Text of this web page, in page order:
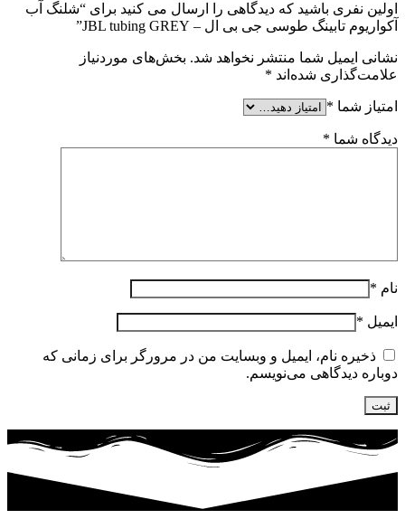
اولین نفری باشید که دیدگاهی را ارسال می کنید برای “شلنگ آب
آکواریوم تابینگ طوسی جی بی ال – JBL tubing GREY”
نشانی ایمیل شما منتشر نخواهد شد. بخش‌های موردنیاز
علامت‌گذاری شده‌اند *
امتیاز شما *
دیدگاه شما *
نام *
ایمیل *
ذخیره نام، ایمیل و وبسایت من در مرورگر برای زمانی که
دوباره دیدگاهی می‌نویسم.